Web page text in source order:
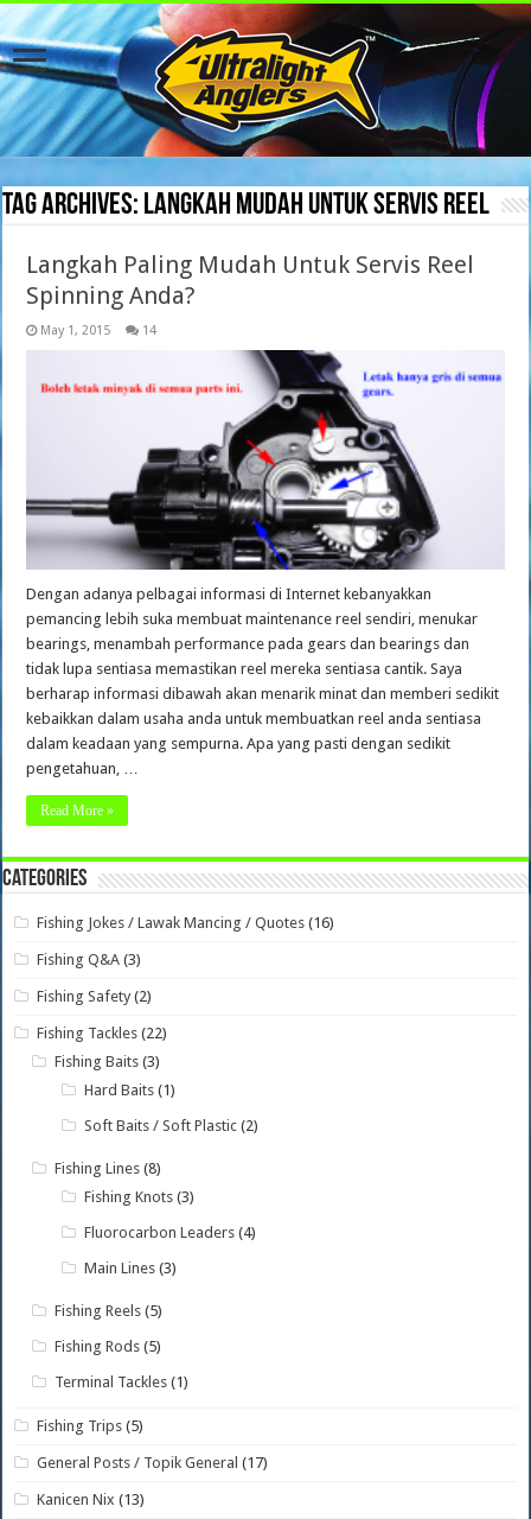
Tag Archives: langkah mudah untuk servis reel
Langkah Paling Mudah Untuk Servis Reel
Spinning Anda?
May 1, 2015 14
Dengan adanya pelbagai informasi di Internet kebanyakkan
pemancing lebih suka membuat maintenance reel sendiri, menukar
bearings, menambah performance pada gears dan bearings dan
tidak lupa sentiasa memastikan reel mereka sentiasa cantik. Saya
berharap informasi dibawah akan menarik minat dan memberi sedikit
kebaikkan dalam usaha anda untuk membuatkan reel anda sentiasa
dalam keadaan yang sempurna. Apa yang pasti dengan sedikit
pengetahuan, …
Read More »
Categories
Fishing Jokes / Lawak Mancing / Quotes (16)
Fishing Q&A (3)
Fishing Safety (2)
Fishing Tackles (22)
Fishing Baits (3)
Hard Baits (1)
Soft Baits / Soft Plastic (2)
Fishing Lines (8)
Fishing Knots (3)
Fluorocarbon Leaders (4)
Main Lines (3)
Fishing Reels (5)
Fishing Rods (5)
Terminal Tackles (1)
Fishing Trips (5)
General Posts / Topik General (17)
Kanicen Nix (13)